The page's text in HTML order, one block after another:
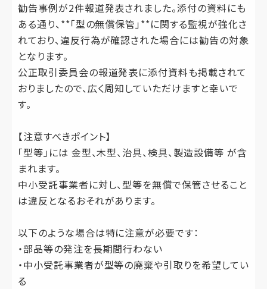
勧告事例が2件報道発表されました。添付の資料にも
ある通り、**「型の無償保管」**に関する監視が強化さ
れており、違反行為が確認された場合には勧告の対象
となります。
公正取引委員会の報道発表に添付資料も掲載されて
おりましたので、広く周知していただけますと幸いで
す。
【注意すべきポイント】
「型等」には 金型、木型、治具、検具、製造設備等 が含
まれます。
中小受託事業者に対し、型等を無償で保管させること
は違反となるおそれがあります。
以下のような場合は特に注意が必要です：
・部品等の発注を長期間行わない
・中小受託事業者が型等の廃棄や引取りを希望してい
る